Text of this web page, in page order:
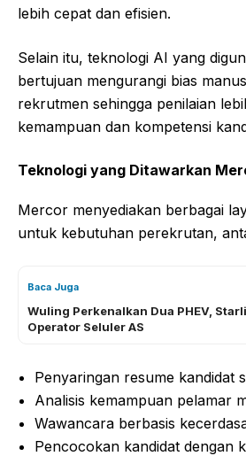
lebih cepat dan efisien.
Selain itu, teknologi AI yang
bertujuan mengurangi bias
rekrutmen sehingga penilaian
kemampuan dan kompetensi
Teknologi yang Ditawarkan
Mercor menyediakan berbagai
untuk kebutuhan perekrutan,
Baca Juga
Wuling Perkenalkan Dua PHEV,
Operator Seluler AS
Penyaringan resume kandidat
Analisis kemampuan pelamar
Wawancara berbasis
Pencocokan kandidat dengan